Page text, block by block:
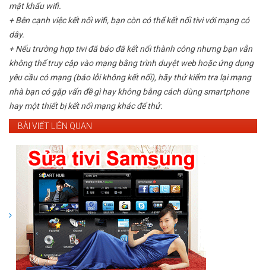
mật khẩu wifi.
+ Bên cạnh việc kết nối wifi, bạn còn có thể kết nối tivi với mạng có
dây.
+ Nếu trường hợp tivi đã báo đã kết nối thành công nhưng bạn vẫn
không thể truy cập vào mạng bằng trình duyệt web hoặc ứng dụng
yêu cầu có mạng (báo lỗi không kết nối), hãy thử kiểm tra lại mạng
nhà bạn có gặp vấn đề gì hay không bằng cách dùng smartphone
hay một thiết bị kết nối mạng khác để thử.
BÀI VIẾT LIÊN QUAN